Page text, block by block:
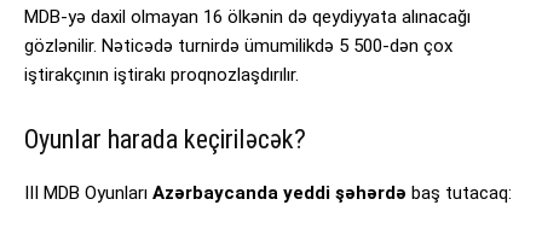
MDB-yə daxil olmayan 16 ölkənin də qeydiyyata alınacağı
gözlənilir. Nəticədə turnirdə ümumilikdə 5 500-dən çox
iştirakçının iştirakı proqnozlaşdırılır.
Oyunlar harada keçiriləcək?
III MDB Oyunları Azərbaycanda yeddi şəhərdə baş tutacaq: